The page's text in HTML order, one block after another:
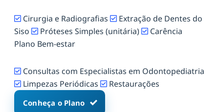
Cirurgia e Radiografias
Extração de Dentes do
Siso
Próteses Simples (unitária)
Carência
Plano Bem-estar
Consultas com Especialistas em Odontopediatria
Limpezas Periódicas
Restaurações
Conheça o Plano